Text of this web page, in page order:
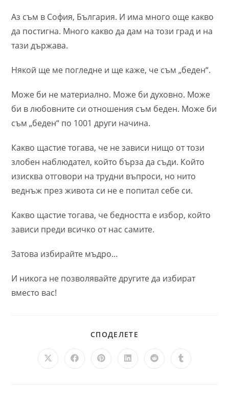
Аз съм в София, България. И има много още какво
да постигна. Много какво да дам на този град и на
тази държава.
Някой ще ме погледне и ще каже, че съм „беден“.
Може би не материално. Може би духовно. Може
би в любовните си отношения съм беден. Може би
съм „беден“ по 1001 други начина.
Какво щастие тогава, че не зависи нищо от този
злобен наблюдател, който бърза да съди. Който
изисква отговори на трудни въпроси, но нито
веднъж през живота си не е попитал себе си.
Какво щастие тогава, че бедността е избор, който
зависи преди всичко от нас самите.
Затова избирайте мъдро…
И никога не позволявайте другите да избират
вместо вас!
СПОДЕЛЕТЕ
Opens
Opens Opens Opens Opens Opens